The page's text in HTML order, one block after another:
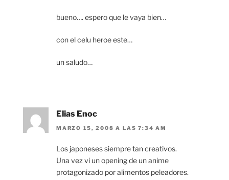
bueno…. espero que le vaya bien…
con el celu heroe este…
un saludo…
Elias Enoc
MARZO 15, 2008 A LAS 7:34 AM
Los japoneses siempre tan creativos.
Una vez vi un opening de un anime
protagonizado por alimentos peleadores.